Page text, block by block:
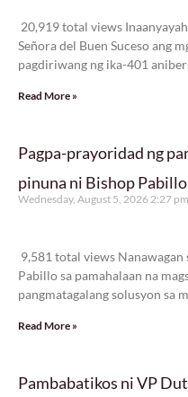
20,919 total views
Señora del Buen Suceso ang
pagdiriwang ng ika-401
Read More »
Pagpa-prayoridad ng
pinuna ni Bishop Pabillo
Wednesday, August 5, 2026 2:27 pm
9,581 total views
Pabillo sa pamahalaan na
pangmatagalang solusyon sa
Read More »
Pambabatikos ni VP